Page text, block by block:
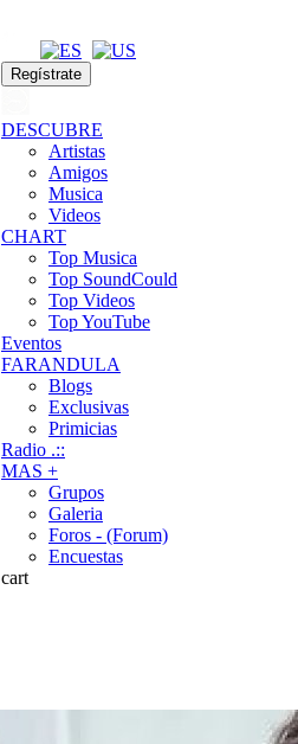
Regístrate
DESCUBRE
Artistas
Amigos
Musica
Videos
CHART
Top Musica
Top SoundCould
Top Videos
Top YouTube
Eventos
FARANDULA
Blogs
Exclusivas
Primicias
Radio .::
MAS +
Grupos
Galeria
Foros - (Forum)
Encuestas
cart